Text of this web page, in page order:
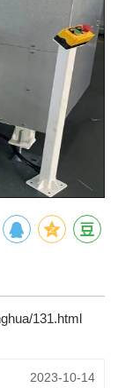
131.html
2023-10-14